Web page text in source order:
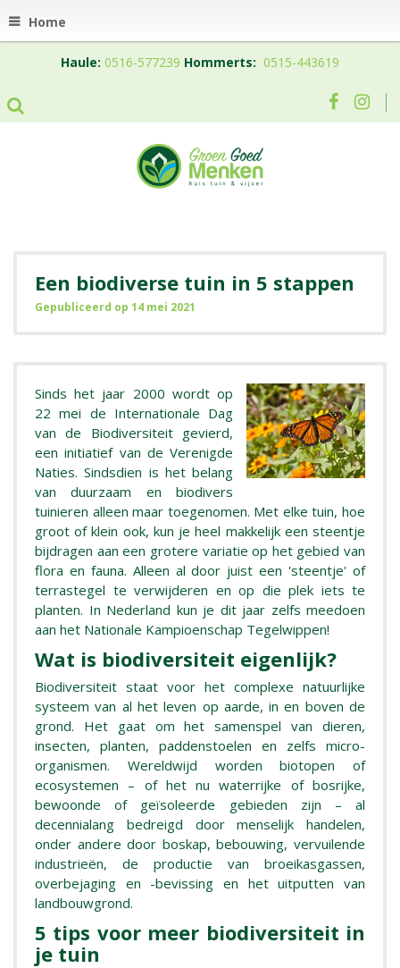
Home
Haule: 0516-577239 Hommerts: 0515-443619
Een biodiverse tuin in 5 stappen
Gepubliceerd op 14 mei 2021
Sinds het jaar 2000 wordt op
22 mei de Internationale Dag
van de Biodiversiteit gevierd,
een initiatief van de Verenigde
Naties. Sindsdien is het belang
van duurzaam en biodivers
tuinieren alleen maar toegenomen. Met elke tuin, hoe
groot of klein ook, kun je heel makkelijk een steentje
bijdragen aan een grotere variatie op het gebied van
flora en fauna. Alleen al door juist een 'steentje' of
terrastegel te verwijderen en op die plek iets te
planten. In Nederland kun je dit jaar zelfs meedoen
aan het Nationale Kampioenschap Tegelwippen!
Wat is biodiversiteit eigenlijk?
Biodiversiteit staat voor het complexe natuurlijke
systeem van al het leven op aarde, in en boven de
grond. Het gaat om het samenspel van dieren,
insecten, planten, paddenstoelen en zelfs micro-
organismen. Wereldwijd worden biotopen of
ecosystemen – of het nu waterrijke of bosrijke,
bewoonde of geïsoleerde gebieden zijn – al
decennialang bedreigd door menselijk handelen,
onder andere door boskap, bebouwing, vervuilende
industrieën, de productie van broeikasgassen,
overbejaging en -bevissing en het uitputten van
landbouwgrond.
5 tips voor meer biodiversiteit in
je tuin